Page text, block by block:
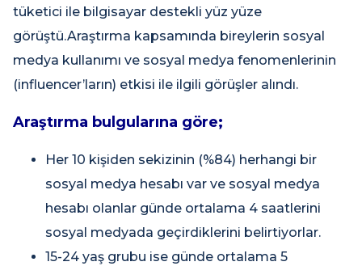
tüketici ile bilgisayar destekli yüz yüze
görüştü.Araştırma kapsamında bireylerin sosyal
medya kullanımı ve sosyal medya fenomenlerinin
(influencer’ların) etkisi ile ilgili görüşler alındı.
Araştırma bulgularına göre;
Her 10 kişiden sekizinin (%84) herhangi bir
sosyal medya hesabı var ve sosyal medya
hesabı olanlar günde ortalama 4 saatlerini
sosyal medyada geçirdiklerini belirtiyorlar.
15-24 yaş grubu ise günde ortalama 5